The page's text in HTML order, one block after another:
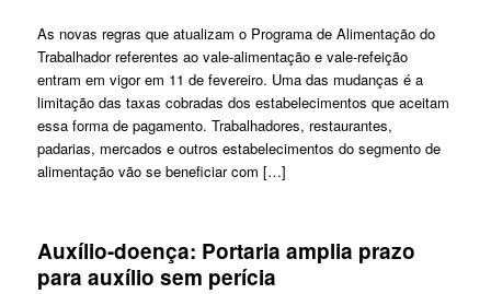
As novas regras que atualizam o Programa de Alimentação do
Trabalhador referentes ao vale-alimentação e vale-refeição
entram em vigor em 11 de fevereiro. Uma das mudanças é a
limitação das taxas cobradas dos estabelecimentos que aceitam
essa forma de pagamento. Trabalhadores, restaurantes,
padarias, mercados e outros estabelecimentos do segmento de
alimentação vão se beneficiar com […]
Auxílio-doença: Portaria amplia prazo
para auxílio sem perícia